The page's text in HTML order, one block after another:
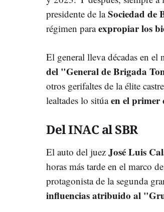
presidente de laSociedad de
régimen paraexpropiar los
El general lleva décadas en
del "General de Brigada
otros gerifaltes de la élite
lealtades lo sitúaen el primer
Del INAC al SBR
El auto del juez José Luis
horas más tarde en el marco
protagonista de la segunda
influencias atribuido al